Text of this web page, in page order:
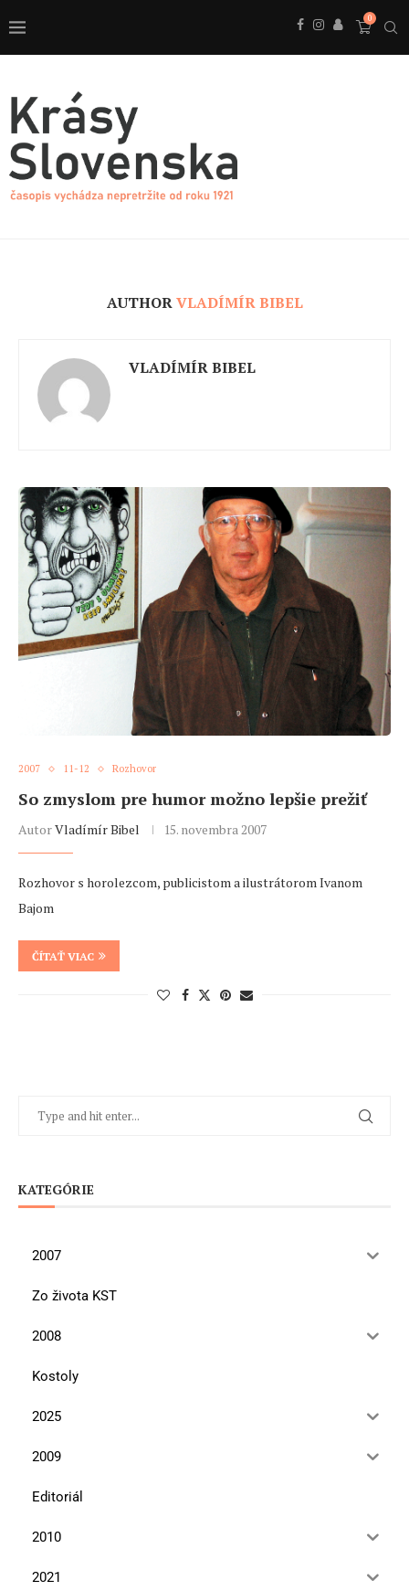
0
AUTHORVLADÍMÍR BIBEL
VLADÍMÍR BIBEL
2007 11-12 Rozhovor
So zmyslom pre humor možno lepšie prežiť
AutorVladímír Bibel 15. novembra 2007
Rozhovor s horolezcom, publicistom a ilustrátorom Ivanom
Bajom
ČÍTAŤ VIAC
KATEGÓRIE
2007
Zo života KST
2008
Kostoly
2025
2009
Editoriál
2010
2021